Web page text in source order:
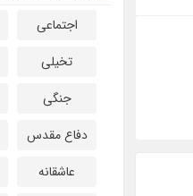
اجتماعی
تخیلی
جنگی
دفاع مقدس
عاشقانه